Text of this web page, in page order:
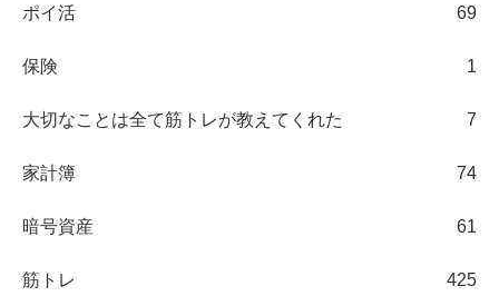
ポイ活 69
保険 1
大切なことは全て筋トレが教えてくれた 7
家計簿 74
暗号資産 61
筋トレ 425